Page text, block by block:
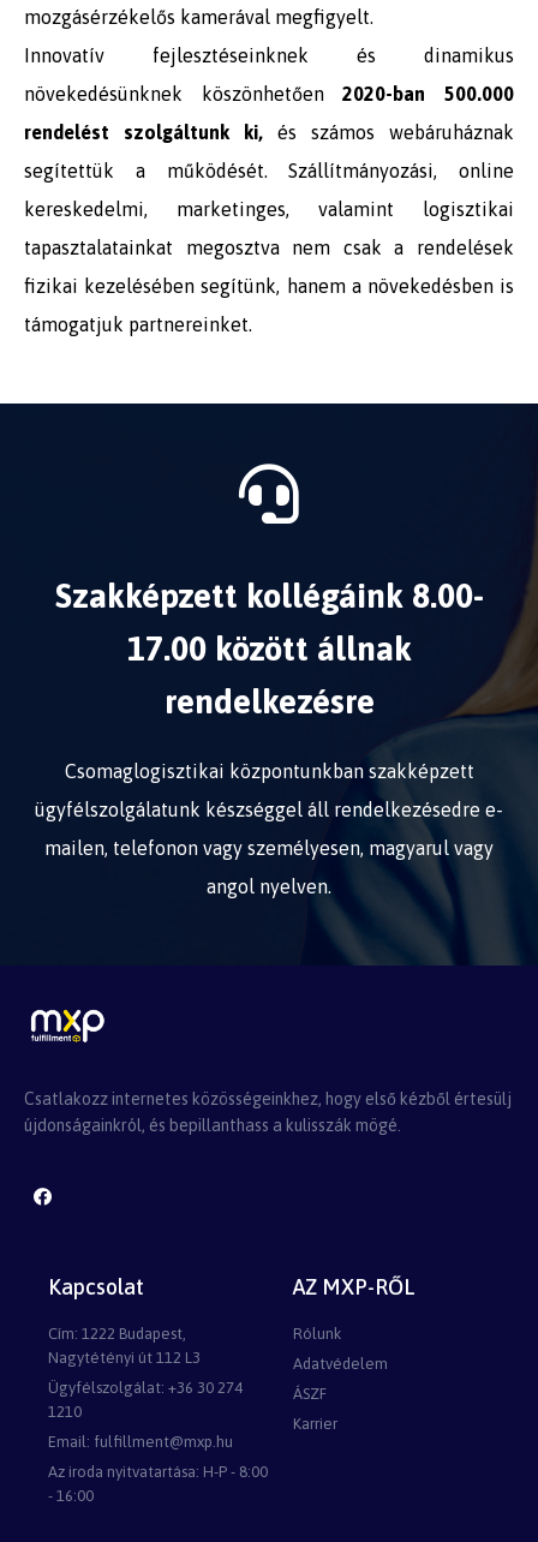
mozgásérzékelős kamerával megfigyelt.
Innovatív fejlesztéseinknek és dinamikus
növekedésünknek köszönhetően2020-ban 500.000
rendelést szolgáltunk ki, és számos webáruháznak
segítettük a működését. Szállítmányozási, online
kereskedelmi, marketinges, valamint logisztikai
tapasztalatainkat megosztva nem csak a rendelések
fizikai kezelésében segítünk, hanem a növekedésben is
támogatjuk partnereinket.
Szakképzett kollégáink 8.00-
17.00 között állnak
rendelkezésre
Csomaglogisztikai központunkban szakképzett
ügyfélszolgálatunk készséggel áll rendelkezésedre e-
mailen, telefonon vagy személyesen, magyarul vagy
angol nyelven.
Csatlakozz internetes közösségeinkhez, hogy első kézből értesülj
újdonságainkról, és bepillanthass a kulisszák mögé.
Kapcsolat
Cím: 1222 Budapest,
Nagytétényi út 112 L3
Ügyfélszolgálat: +36 30 274
1210
Email: fulfillment@mxp.hu
Az iroda nyitvatartása: H-P - 8:00
- 16:00
AZ MXP-RŐL
Rólunk
Adatvédelem
ÁSZF
Karrier